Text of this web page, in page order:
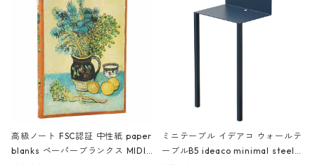
高級ノート FSC認証 中性紙 paper
blanks ペーパーブランクス MIDI
ミニテーブル イデアコ ウォールテ
ーブルB5 ideaco minimal steel f